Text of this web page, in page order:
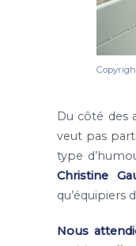
Du côté des
veut pas
type
Christine
qu’équipiers
Nous